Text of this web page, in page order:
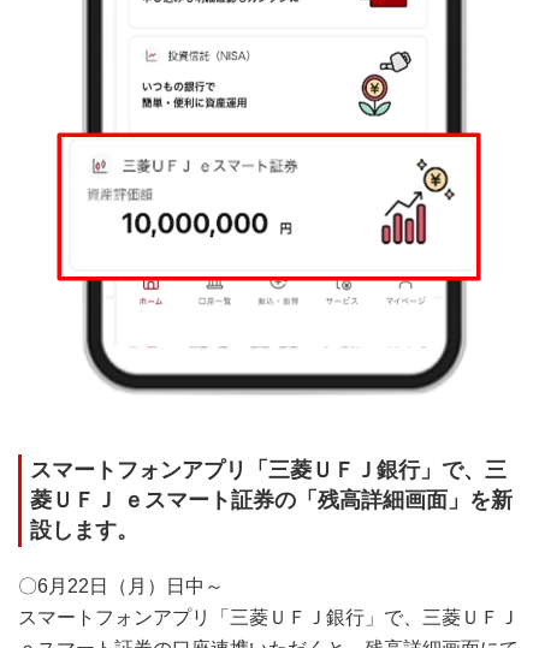
スマートフォンアプリ「三菱ＵＦＪ銀行」で、三
菱ＵＦＪ ｅスマート証券の「残高詳細画面」を新
設します。
〇6月22日（月）日中～
スマートフォンアプリ「三菱ＵＦＪ銀行」で、三菱ＵＦＪ